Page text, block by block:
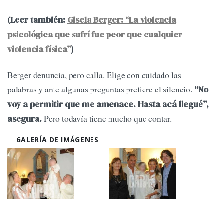
(Leer también: Gisela Berger: “La violencia
psicológica que sufrí fue peor que cualquier
violencia física”)
Berger denuncia, pero calla. Elige con cuidado las
palabras y ante algunas preguntas prefiere el silencio. “No
voy a permitir que me amenace. Hasta acá llegué”,
asegura.Pero todavía tiene mucho que contar.
GALERÍA DE IMÁGENES